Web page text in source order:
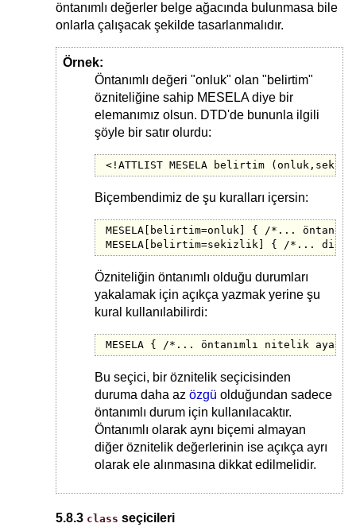
öntanımlı değerler belge ağacında bulunmasa bile
onlarla çalışacak şekilde tasarlanmalıdır.
Örnek:
Öntanımlı değeri "onluk" olan "belirtim"
özniteliğine sahip MESELA diye bir
elemanımız olsun. DTD'de bununla ilgili
şöyle bir satır olurdu:
<!ATTLIST MESELA belirtim
Biçembendimiz de şu kuralları içersin:
MESELA[belirtim=onluk] { /*...
MESELA[belirtim=sekizlik] { /*...
Özniteliğin öntanımlı olduğu durumları
yakalamak için açıkça yazmak yerine şu
kural kullanılabilirdi:
MESELA { /*... öntanımlı nitelik
Bu seçici, bir öznitelik seçicisinden
duruma daha az özgü olduğundan sadece
öntanımlı durum için kullanılacaktır.
Öntanımlı olarak aynı biçemi almayan
diğer öznitelik değerlerinin ise açıkça ayrı
olarak ele alınmasına dikkat edilmelidir.
5.8.3 class seçicileri